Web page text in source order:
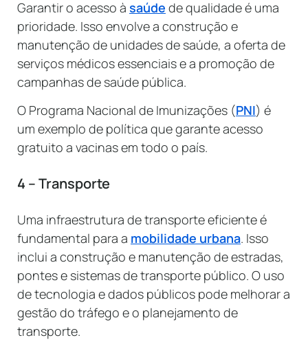
Garantir o acesso à saúde de qualidade é uma
prioridade. Isso envolve a construção e
manutenção de unidades de saúde, a oferta de
serviços médicos essenciais e a promoção de
campanhas de saúde pública.
O Programa Nacional de Imunizações (PNI) é
um exemplo de política que garante acesso
gratuito a vacinas em todo o país.
4 – Transporte
Uma infraestrutura de transporte eficiente é
fundamental para a mobilidade urbana. Isso
inclui a construção e manutenção de estradas,
pontes e sistemas de transporte público. O uso
de tecnologia e dados públicos pode melhorar a
gestão do tráfego e o planejamento de
transporte.